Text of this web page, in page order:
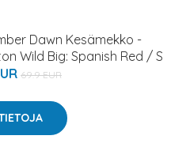
Dawn Kesämekko -
Wild Big: Spanish Red / S
69.9 EUR